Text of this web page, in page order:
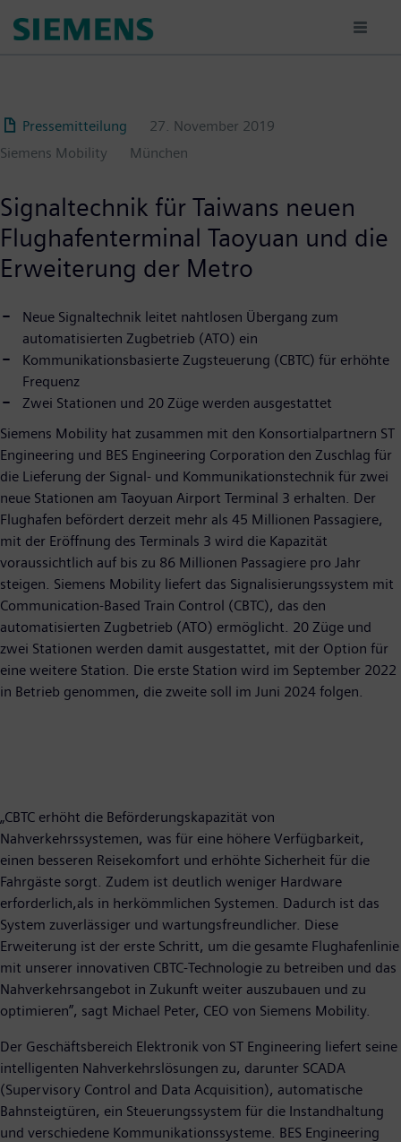
para
Pressemitteilung
27. November 2019
Siemens Mobility
München
Signaltechnik für Taiwans neuen
Flughafenterminal Taoyuan und die
Erweiterung der Metro
Neue Signaltechnik leitet nahtlosen Übergang zum
automatisierten Zugbetrieb (ATO) ein
Kommunikationsbasierte Zugsteuerung (CBTC) für erhöhte
Frequenz
Zwei Stationen und 20 Züge werden ausgestattet
Siemens Mobility hat zusammen mit den Konsortialpartnern ST
Engineering und BES Engineering Corporation den Zuschlag für
die Lieferung der Signal- und Kommunikationstechnik für zwei
neue Stationen am Taoyuan Airport Terminal 3 erhalten. Der
Flughafen befördert derzeit mehr als 45 Millionen Passagiere,
mit der Eröffnung des Terminals 3 wird die Kapazität
voraussichtlich auf bis zu 86 Millionen Passagiere pro Jahr
steigen. Siemens Mobility liefert das Signalisierungssystem mit
Communication-Based Train Control (CBTC), das den
automatisierten Zugbetrieb (ATO) ermöglicht. 20 Züge und
zwei Stationen werden damit ausgestattet, mit der Option für
eine weitere Station. Die erste Station wird im September 2022
in Betrieb genommen, die zweite soll im Juni 2024 folgen.
„CBTC erhöht die Beförderungskapazität von
Nahverkehrssystemen, was für eine höhere Verfügbarkeit,
einen besseren Reisekomfort und erhöhte Sicherheit für die
Fahrgäste sorgt. Zudem ist deutlich weniger Hardware
erforderlich,als in herkömmlichen Systemen. Dadurch ist das
System zuverlässiger und wartungsfreundlicher. Diese
Erweiterung ist der erste Schritt, um die gesamte Flughafenlinie
mit unserer innovativen CBTC-Technologie zu betreiben und das
Nahverkehrsangebot in Zukunft weiter auszubauen und zu
optimieren”, sagt Michael Peter, CEO von Siemens Mobility.
Der Geschäftsbereich Elektronik von ST Engineering liefert seine
intelligenten Nahverkehrslösungen zu, darunter SCADA
(Supervisory Control and Data Acquisition), automatische
Bahnsteigtüren, ein Steuerungssystem für die Instandhaltung
und verschiedene Kommunikationssysteme. BES Engineering